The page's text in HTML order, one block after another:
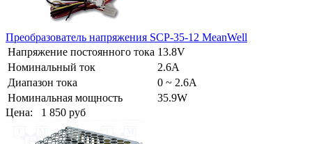
Преобразователь напряжения SCP-35-12 MeanWell
Напряжение постоянного тока 13.8V
Номинальный ток
2.6A
Диапазон тока
0 ~ 2.6A
Номинальная мощность
35.9W
Цена: 1 850 руб